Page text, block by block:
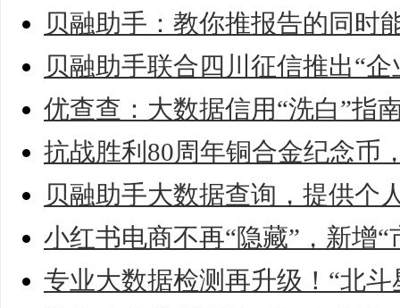
贝融助手：教你推报告的同时
贝融助手联合四川征信推出“
优查查：大数据信用“洗白”指
抗战胜利80周年铜合金纪念币
贝融助手大数据查询，提供个
小红书电商不再“隐藏”，新增
专业大数据检测再升级！“北